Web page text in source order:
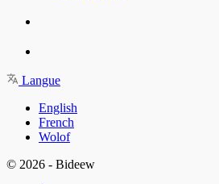
Langue
English
French
Wolof
© 2026 - Bideew